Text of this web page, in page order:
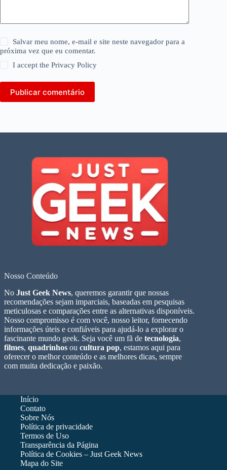
Salvar meu nome, e-mail e site neste navegador para a
próxima vez que eu comentar.
I accept thePrivacy Policy
Publicar comentário
Nosso Conteúdo
No Just Geek News, queremos garantir que nossas
recomendações sejam imparciais, baseadas em pesquisas
meticulosas e comparações entre as alternativas disponíveis.
Nosso compromisso é com você, nosso leitor, fornecendo
informações úteis e confiáveis para ajudá-lo a explorar o
fascinante mundo geek. Seja você um fã de tecnologia,
filmes, quadrinhos ou cultura pop, estamos aqui para
oferecer o melhor conteúdo e as melhores dicas, sempre
com muita dedicação e paixão.
Início
Contato
Sobre Nós
Política de privacidade
Termos de Uso
Transparência da Página
Política de Cookies – Just Geek News
Mapa do Site